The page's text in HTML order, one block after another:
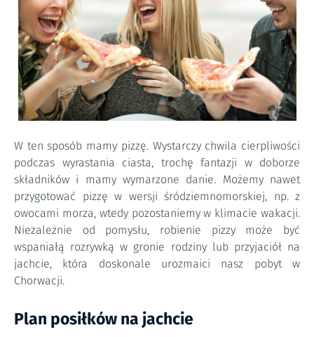
W ten sposób mamy pizzę. Wystarczy chwila cierpliwości
podczas wyrastania ciasta, trochę fantazji w doborze
składników i mamy wymarzone danie. Możemy nawet
przygotować pizzę w wersji śródziemnomorskiej, np. z
owocami morza, wtedy pozostaniemy w klimacie wakacji.
Niezależnie od pomysłu, robienie pizzy może być
wspaniałą rozrywką w gronie rodziny lub przyjaciół na
jachcie, która doskonale urozmaici nasz pobyt w
Chorwacji.
Plan posiłków na jachcie